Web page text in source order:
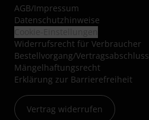
AGB/Impressum
Datenschutzhinweise
Widerrufsrecht für Verbraucher
Bestellvorgang/Vertragsabschluss
Mängelhaftungsrecht
Erklärung zur Barrierefreiheit
Vertrag widerrufen